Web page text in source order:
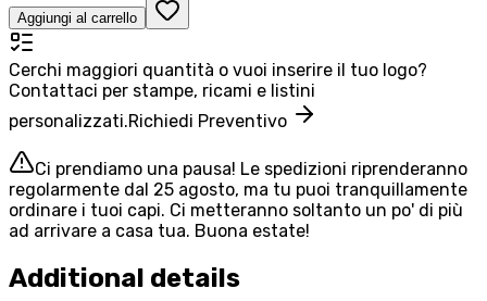
Aggiungi al carrello
Cerchi maggiori quantità o vuoi inserire il tuo logo?
Contattaci per stampe, ricami e listini
personalizzati.Richiedi Preventivo
Ci prendiamo una pausa! Le spedizioni riprenderanno
regolarmente dal 25 agosto, ma tu puoi tranquillamente
ordinare i tuoi capi. Ci metteranno soltanto un po' di più
ad arrivare a casa tua. Buona estate!
Additional details